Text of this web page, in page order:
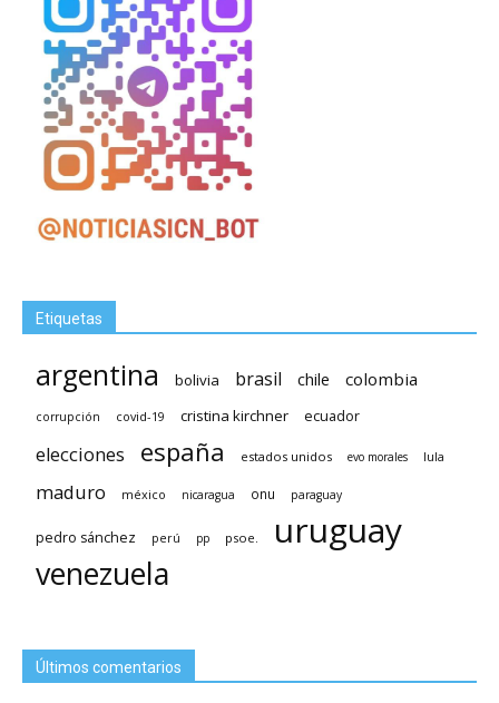
Etiquetas
argentina bolivia brasil chile colombia
corrupción covid-19 cristina kirchner ecuador
elecciones españa estados unidos evo morales lula
maduro méxico nicaragua onu paraguay
pedro sánchez perú pp psoe. uruguay
venezuela
Últimos comentarios